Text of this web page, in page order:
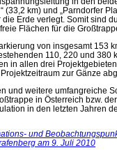
(33,2 km) und „Parndorfer
Erde verlegt. Somit sind
Flächen für die
von insgesamt 153
110, 220 und 380
in allen drei
zur Gänze
und weitere umfangreiche
in Österreich bzw.
in den letzten Jahren